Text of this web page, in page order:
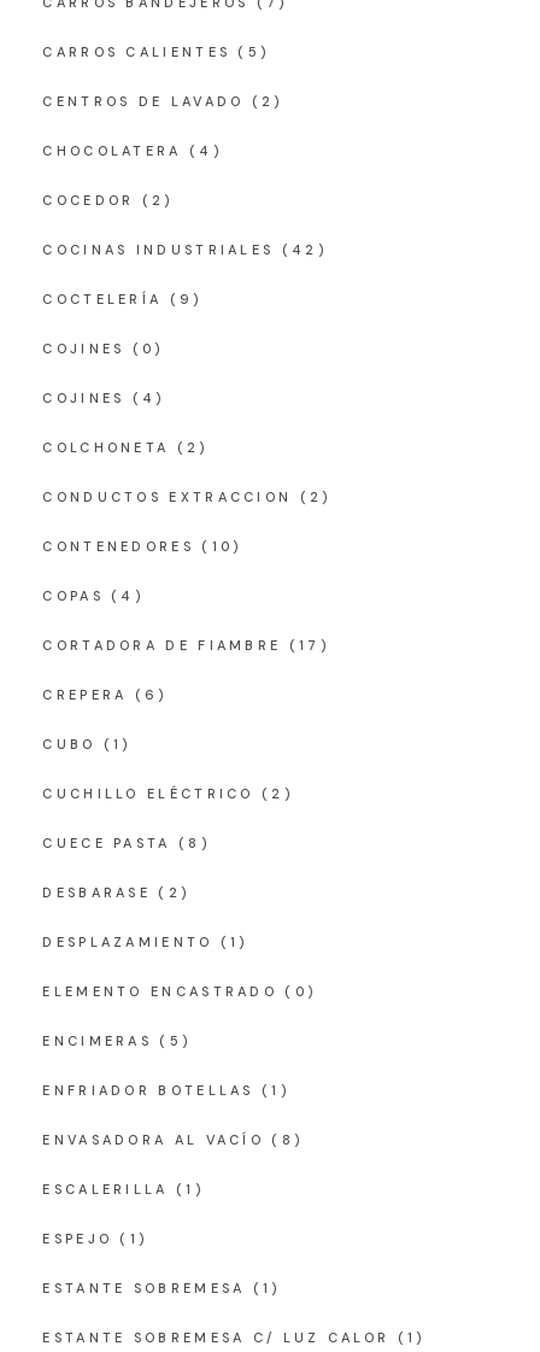
CARROS CALIENTES (5)
CENTROS DE LAVADO (2)
CHOCOLATERA (4)
COCEDOR (2)
COCINAS INDUSTRIALES (42)
COCTELERÍA (9)
COJINES (0)
COJINES (4)
COLCHONETA (2)
CONDUCTOS EXTRACCION (2)
CONTENEDORES (10)
COPAS (4)
CORTADORA DE FIAMBRE (17)
CREPERA (6)
CUBO (1)
CUCHILLO ELÉCTRICO (2)
CUECE PASTA (8)
DESBARASE (2)
DESPLAZAMIENTO (1)
ELEMENTO ENCASTRADO (0)
ENCIMERAS (5)
ENFRIADOR BOTELLAS (1)
ENVASADORA AL VACÍO (8)
ESCALERILLA (1)
ESPEJO (1)
ESTANTE SOBREMESA (1)
ESTANTE SOBREMESA C/ LUZ CALOR (1)